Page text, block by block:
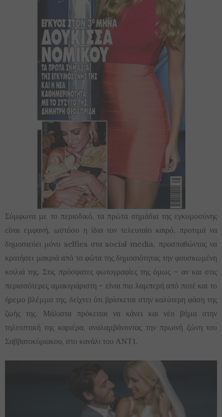
Σύμφωνα με το περιοδικό, τα πρώτα σημάδια της εγκυμοσύνης
είναι εμφανή, ωστόσο η ίδια τον τελευταίο καιρό, προτιμά να
δημοσιεύει μόνο selfies στα social media, προσπαθώντας να
κρατήσει μακριά από τα φώτα της δημοσιότητας την φουσκωμένη
κοιλιά της. Στις πρόσφατες φωτογραφίες της όμως – αν και στις
περισσότερες αμακιγιάριστη – είναι πιο λαμπερή από ποτέ και το
ήρεμο βλέμμα της, δείχνει ότι βρίσκεται στην καλύτερη φάση της
ζωής της. Μάλιστα πρόκειται να κάνει και νέο βήμα στην
τηλεοπτική της καριέρα, αναλαμβάνοντας την πρωινή ζώνη του
Σαββατοκύριακου, στο κανάλι του ΑΝΤ1.